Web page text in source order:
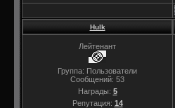
Hulk
Лейтенант
Группа: Пользователи
Сообщений: 53
Награды: 5
Репутация: 14